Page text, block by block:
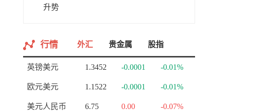
升势
行情 外汇 贵金属 股指
英镑美元 1.3452 -0.0001 -0.01%
欧元美元 1.1522 -0.0001 -0.01%
美元人民币 6.75 0.00 -0.07%